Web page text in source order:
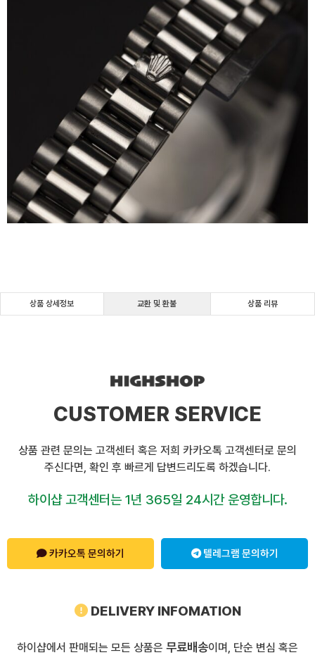
상품 상세정보 교환 및 환불 상품 리뷰
CUSTOMER SERVICE
상품 관련 문의는 고객센터 혹은 저희 카카오톡 고객센터로 문의
주신다면, 확인 후 빠르게 답변드리도록 하겠습니다.
하이샵 고객센터는 1년 365일 24시간 운영합니다.
카카오톡 문의하기 텔레그램 문의하기
DELIVERY INFOMATION
하이샵에서 판매되는 모든 상품은 무료배송이며, 단순 변심 혹은